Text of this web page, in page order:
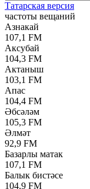
Татарская версия
частоты вещаний
Азнакай
107,1 FM
Аксубай
104,3 FM
Актаныш
103,1 FM
Апас
104,4 FM
Әбсәләм
105,3 FM
Әлмәт
92,9 FM
Базарлы матак
107,1 FM
Балык бистәсе
104,9 FM